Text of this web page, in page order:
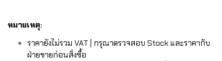
หมายเหตุ:
ราคายังไม่รวม VAT | กรุณาตรวจสอบ Stock และราคากับ
ฝ่ายขายก่อนสั่งซื้อ